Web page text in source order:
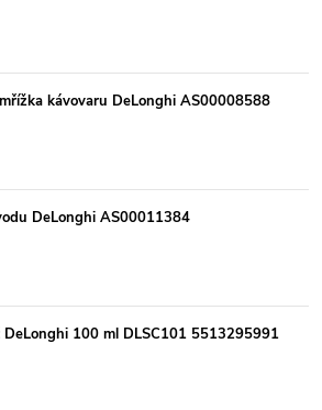
kávovaru DeLonghi AS00008588
DeLonghi AS00011384
DeLonghi 100 ml DLSC101 5513295991